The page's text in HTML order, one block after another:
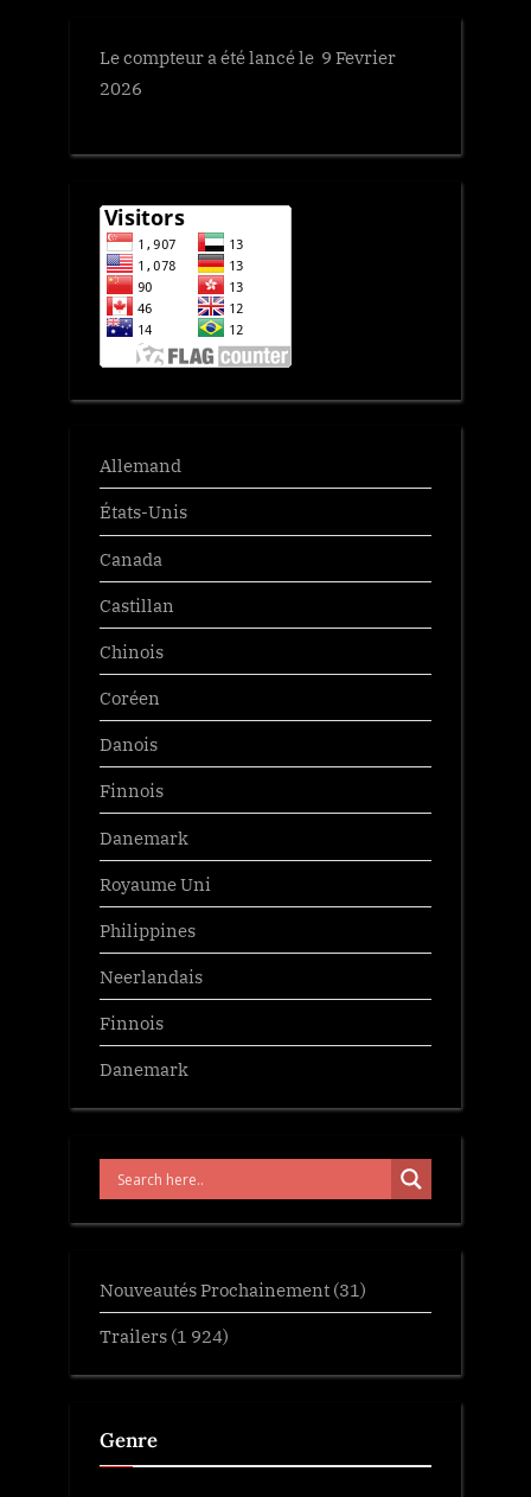
Le compteur a été lancé le 9 Fevrier
2026
Allemand
États-Unis
Canada
Castillan
Chinois
Coréen
Danois
Finnois
Danemark
Royaume Uni
Philippines
Neerlandais
Finnois
Danemark
Nouveautés Prochainement (31)
Trailers (1 924)
Genre